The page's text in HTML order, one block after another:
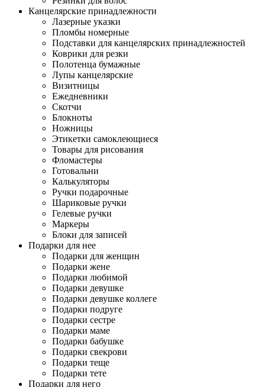
Канцелярские принадлежности
Лазерные указки
Пломбы номерные
Подставки для канцелярских принадлежностей
Коврики для резки
Полотенца бумажные
Лупы канцелярские
Визитницы
Ежедневники
Скотчи
Блокноты
Ножницы
Этикетки самоклеющиеся
Товары для рисования
Фломастеры
Готовальни
Калькуляторы
Ручки подарочные
Шариковые ручки
Гелевые ручки
Маркеры
Блоки для записей
Подарки для нее
Подарки для женщин
Подарки жене
Подарки любимой
Подарки девушке
Подарки девушке коллеге
Подарки подруге
Подарки сестре
Подарки маме
Подарки бабушке
Подарки свекрови
Подарки теще
Подарки тете
Подарки для него